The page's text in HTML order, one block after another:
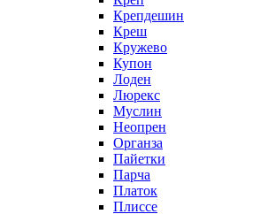
Крепдешин
Креш
Кружево
Купон
Лоден
Люрекс
Муслин
Неопрен
Органза
Пайетки
Парча
Платок
Плиссе